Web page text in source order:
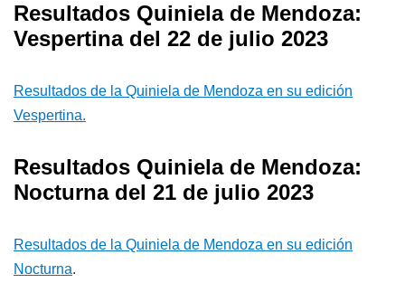
Resultados Quiniela de Mendoza:
Vespertina del 22 de julio 2023
Resultados de la Quiniela de Mendoza en su edición
Vespertina.
Resultados Quiniela de Mendoza:
Nocturna del 21 de julio 2023
Resultados de la Quiniela de Mendoza en su edición
Nocturna.